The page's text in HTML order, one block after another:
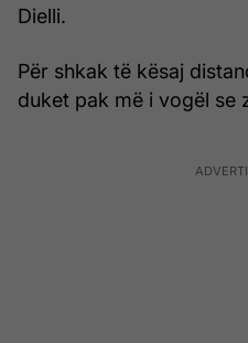
Dielli.
Për shkak të kësaj
duket pak më i vogël se